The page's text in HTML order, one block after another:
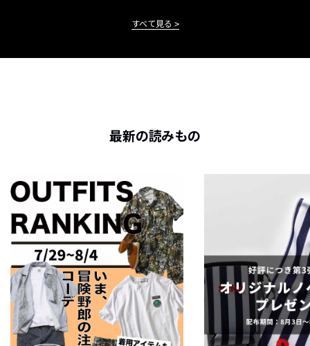
すべて見る
最新の読みもの